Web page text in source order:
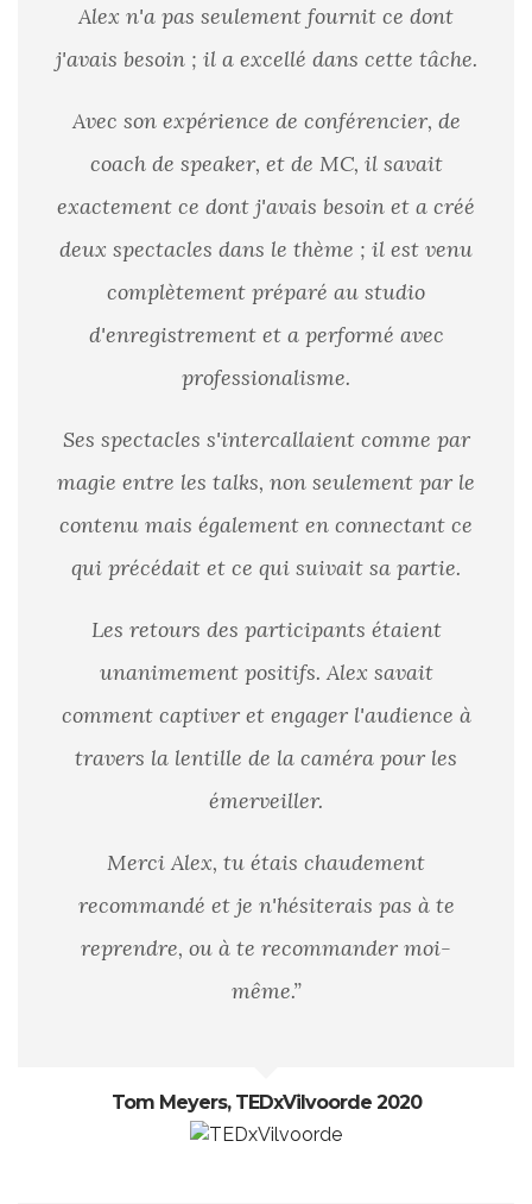
Alex n'a pas seulement fournit ce dont
j'avais besoin ; il a excellé dans cette tâche.
Avec son expérience de conférencier, de
coach de speaker, et de MC, il savait
exactement ce dont j'avais besoin et a créé
deux spectacles dans le thème ; il est venu
complètement préparé au studio
d'enregistrement et a performé avec
professionalisme.
Ses spectacles s'intercallaient comme par
magie entre les talks, non seulement par le
contenu mais également en connectant ce
qui précédait et ce qui suivait sa partie.
Les retours des participants étaient
unanimement positifs. Alex savait
comment captiver et engager l'audience à
travers la lentille de la caméra pour les
émerveiller.
Merci Alex, tu étais chaudement
recommandé et je n'hésiterais pas à te
reprendre, ou à te recommander moi-
même.”
Tom Meyers, TEDxVilvoorde 2020